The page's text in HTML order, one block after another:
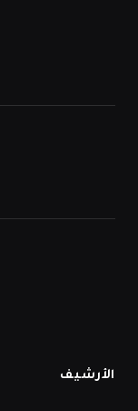
الأرشيف